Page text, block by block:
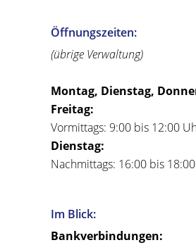
Öffnungszeiten:
(übrige Verwaltung)
Montag, Dienstag,
Freitag:
Vormittags: 9:00 bis 12:00
Dienstag:
Nachmittags: 16:00 bis
Im Blick:
Bankverbindungen: